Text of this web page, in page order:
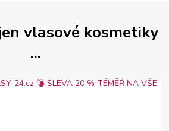
vlasové kosmetiky
...